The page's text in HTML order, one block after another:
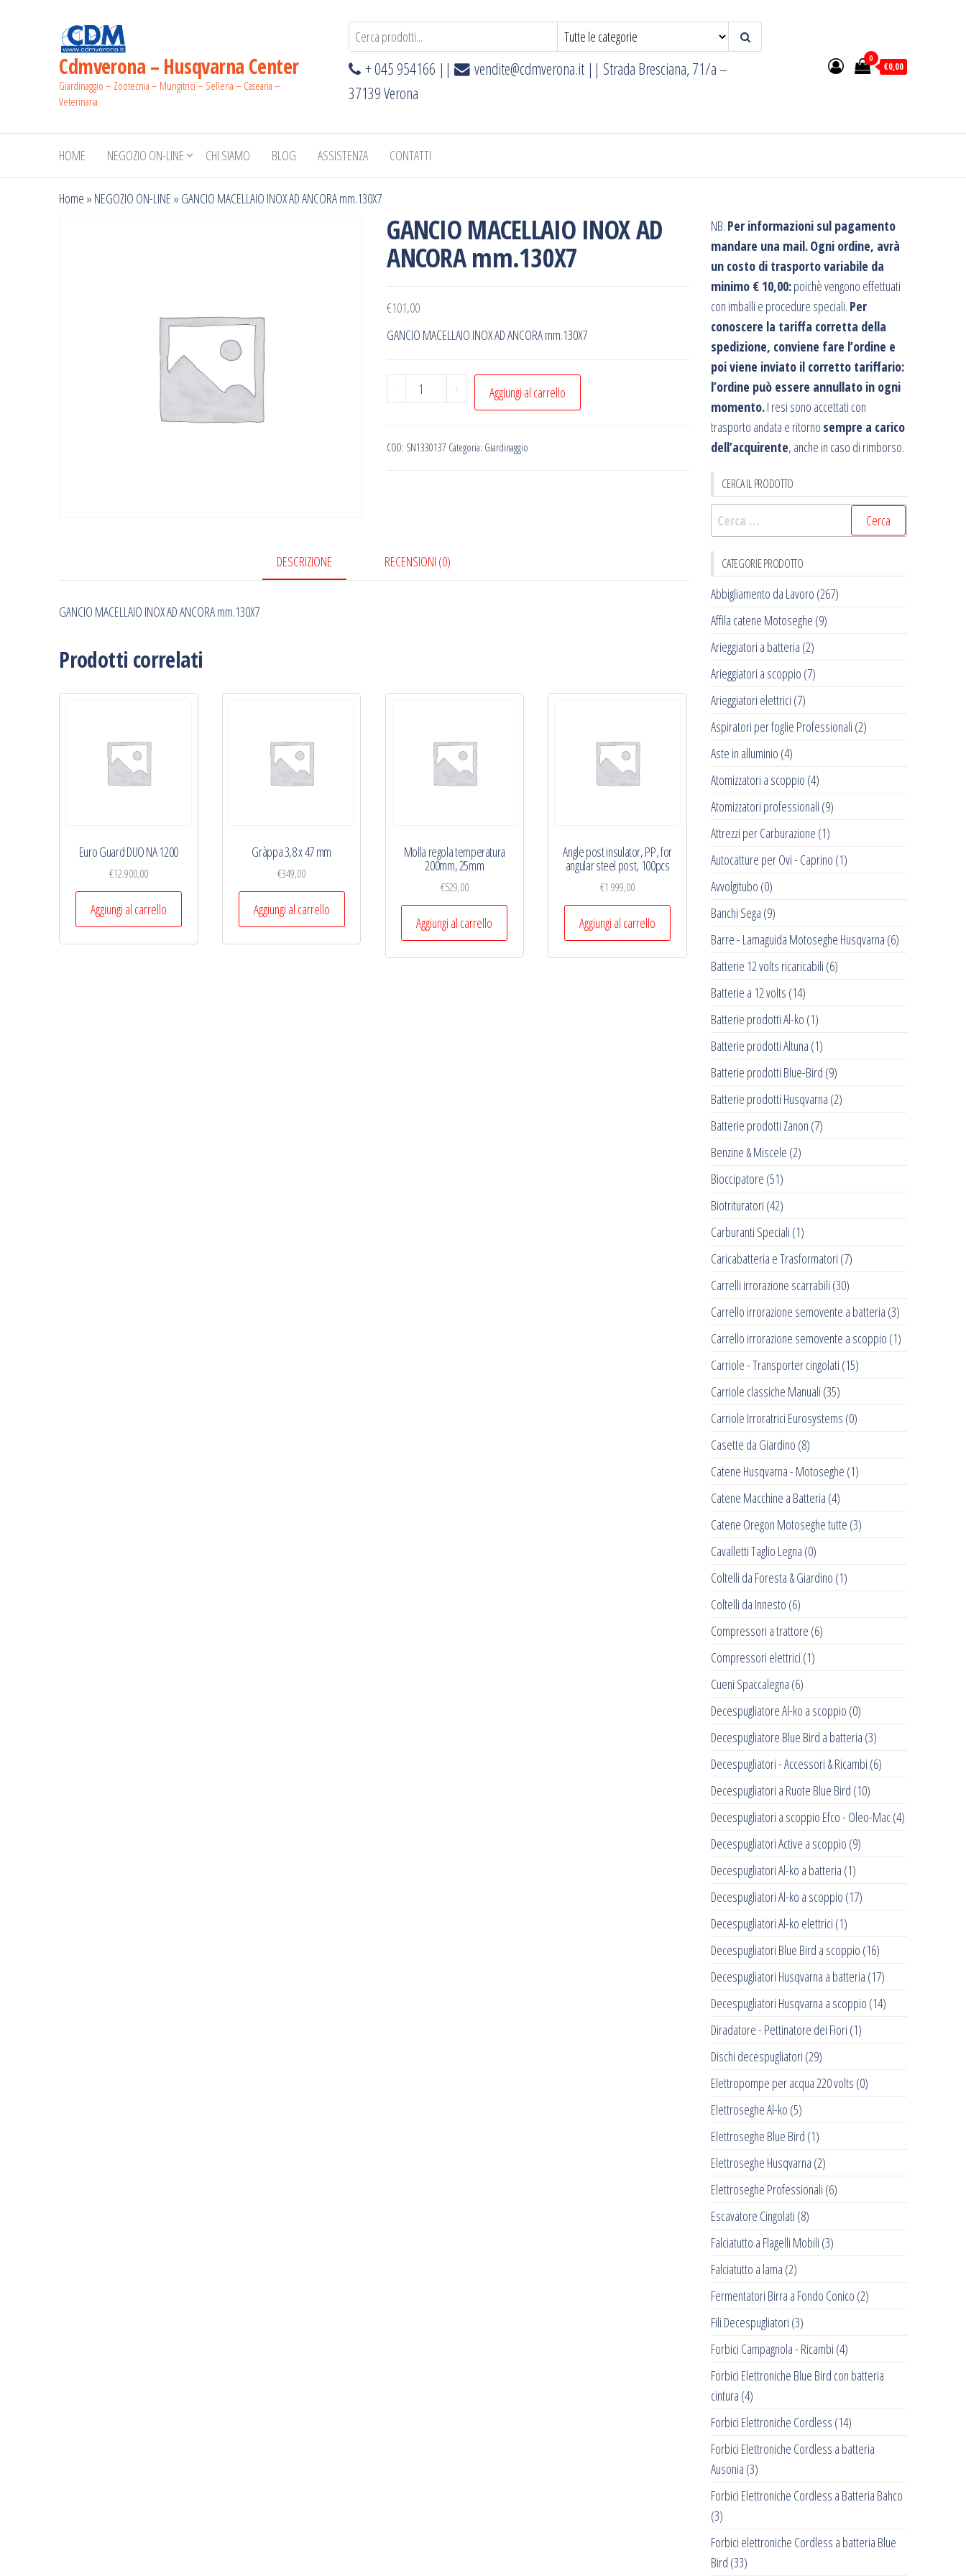
Cdmverona – Husqvarna Center
Giardinaggio – Zootecnia – Mungitrici – Selleria – Casearia –
Veterinaria
+ 045 954166 || vendite@cdmverona.it || Strada Bresciana, 71/a –
37139 Verona
0
€0,00
HOME NEGOZIO ON-LINE CHI SIAMO BLOG ASSISTENZA CONTATTI
Home » NEGOZIO ON-LINE » GANCIO MACELLAIO INOX AD ANCORA mm.130X7
GANCIO MACELLAIO INOX AD
ANCORA mm.130X7
€101,00
GANCIO MACELLAIO INOX AD ANCORA mm.130X7
-
GANCIO
MACELLAIO
AD
+ Aggiungi al carrello
COD: SN1330137 Categoria: Giardinaggio
DESCRIZIONE RECENSIONI (0)
GANCIO MACELLAIO INOX AD ANCORA mm.130X7
Prodotti correlati
Euro Guard DUO NA 1200
€12.900,00
Aggiungi al carrello
Gràppa 3,8 x 47 mm
€349,00
Aggiungi al carrello
Molla regola temperatura
200mm, 25mm
€529,00
Aggiungi al carrello
Angle post insulator, PP, for
angular steel post, 100pcs
€1.999,00
Aggiungi al carrello
NB. Per informazioni sul pagamento
mandare una mail.Ogni ordine, avrà
un costo di trasporto variabile da
minimo € 10,00:poichè vengono effettuati
con imballi e procedure speciali. Per
conoscere la tariffa corretta della
spedizione, conviene fare l’ordine e
poi viene inviato il corretto tariffario:
l’ordine può essere annullato in ogni
momento.I resi sono accettati con
trasporto andata e ritorno sempre a carico
dell’acquirente, anche in caso di rimborso.
CERCA IL PRODOTTO
Ricerca
per:
CATEGORIE PRODOTTO
Abbigliamento da Lavoro (267)
Affila catene Motoseghe (9)
Arieggiatori a batteria (2)
Arieggiatori a scoppio (7)
Arieggiatori elettrici (7)
Aspiratori per foglie Professionali (2)
Aste in alluminio (4)
Atomizzatori a scoppio (4)
Atomizzatori professionali (9)
Attrezzi per Carburazione (1)
Autocatture per Ovi - Caprino (1)
Avvolgitubo (0)
Banchi Sega (9)
Barre - Lamaguida Motoseghe Husqvarna (6)
Batterie 12 volts ricaricabili (6)
Batterie a 12 volts (14)
Batterie prodotti Al-ko (1)
Batterie prodotti Altuna (1)
Batterie prodotti Blue-Bird (9)
Batterie prodotti Husqvarna (2)
Batterie prodotti Zanon (7)
Benzine & Miscele (2)
Bioccipatore (51)
Biotrituratori (42)
Carburanti Speciali (1)
Caricabatteria e Trasformatori (7)
Carrelli irrorazione scarrabili (30)
Carrello irrorazione semovente a batteria (3)
Carrello irrorazione semovente a scoppio (1)
Carriole - Transporter cingolati (15)
Carriole classiche Manuali (35)
Carriole Irroratrici Eurosystems (0)
Casette da Giardino (8)
Catene Husqvarna - Motoseghe (1)
Catene Macchine a Batteria (4)
Catene Oregon Motoseghe tutte (3)
Cavalletti Taglio Legna (0)
Coltelli da Foresta & Giardino (1)
Coltelli da Innesto (6)
Compressori a trattore (6)
Compressori elettrici (1)
Cueni Spaccalegna (6)
Decespugliatore Al-ko a scoppio (0)
Decespugliatore Blue Bird a batteria (3)
Decespugliatori - Accessori & Ricambi (6)
Decespugliatori a Ruote Blue Bird (10)
Decespugliatori a scoppio Efco - Oleo-Mac(4)
Decespugliatori Active a scoppio (9)
Decespugliatori Al-ko a batteria (1)
Decespugliatori Al-ko a scoppio (17)
Decespugliatori Al-ko elettrici (1)
Decespugliatori Blue Bird a scoppio (16)
Decespugliatori Husqvarna a batteria (17)
Decespugliatori Husqvarna a scoppio (14)
Diradatore - Pettinatore dei Fiori (1)
Dischi decespugliatori (29)
Elettropompe per acqua 220 volts (0)
Elettroseghe Al-ko (5)
Elettroseghe Blue Bird (1)
Elettroseghe Husqvarna (2)
Elettroseghe Professionali (6)
Escavatore Cingolati (8)
Falciatutto a Flagelli Mobili (3)
Falciatutto a lama (2)
Fermentatori Birra a Fondo Conico (2)
Fili Decespugliatori (3)
Forbici Campagnola - Ricambi (4)
Forbici Elettroniche Blue Bird con batteria
cintura (4)
Forbici Elettroniche Cordless (14)
Forbici Elettroniche Cordless a batteria
Ausonia (3)
Forbici Elettroniche Cordless a Batteria Bahco
(3)
Forbici elettroniche Cordless a batteria Blue
Bird (33)